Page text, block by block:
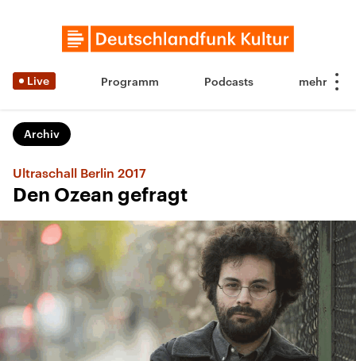
Live Programm Podcasts
Archiv
Ultraschall Berlin 2017
Den Ozean gefragt